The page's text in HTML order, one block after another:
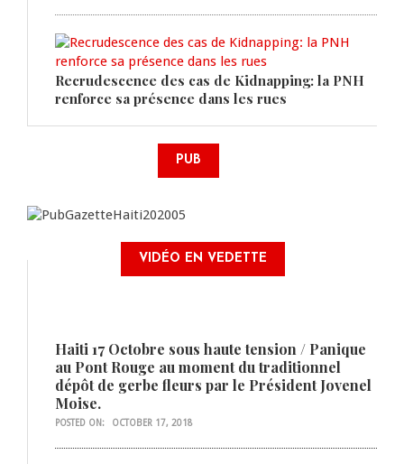
Recrudescence des cas de Kidnapping: la PNH
renforce sa présence dans les rues
PUB
VIDÉO EN VEDETTE
Haiti 17 Octobre sous haute tension / Panique
au Pont Rouge au moment du traditionnel
dépôt de gerbe fleurs par le Président Jovenel
Moise.
POSTED ON: OCTOBER 17, 2018